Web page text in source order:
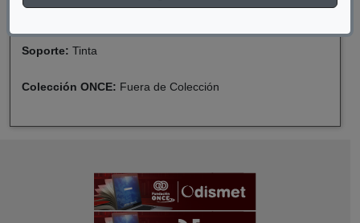
Soporte: Tinta
Colección ONCE: Fuera de Colección